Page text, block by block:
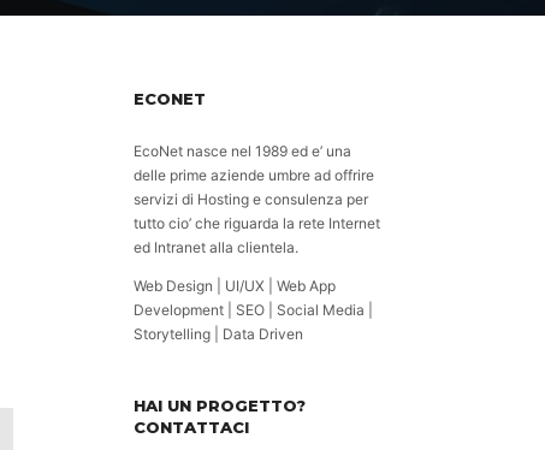
ECONET
EcoNet nasce nel 1989 ed e’ una
delle prime aziende umbre ad offrire
servizi di Hosting e consulenza per
tutto cio’ che riguarda la rete Internet
ed Intranet alla clientela.
Web Design | UI/UX | Web App
Development | SEO | Social Media |
Storytelling | Data Driven
HAI UN PROGETTO?
CONTATTACI